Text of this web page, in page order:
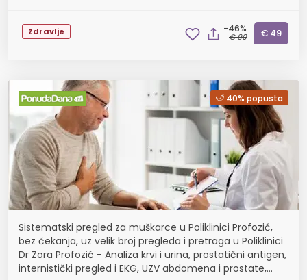
Zdravlje -46%
€ 90 € 49
40% popusta
Sistematski pregled za muškarce u Poliklinici Profozić,
bez čekanja, uz velik broj pregleda i pretraga u Poliklinici
Dr Zora Profozić - Analiza krvi i urina, prostatični antigen,
internistički pregled i EKG, UZV abdomena i prostate,